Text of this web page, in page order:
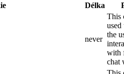
Délka
never
This
used
the
with
chat